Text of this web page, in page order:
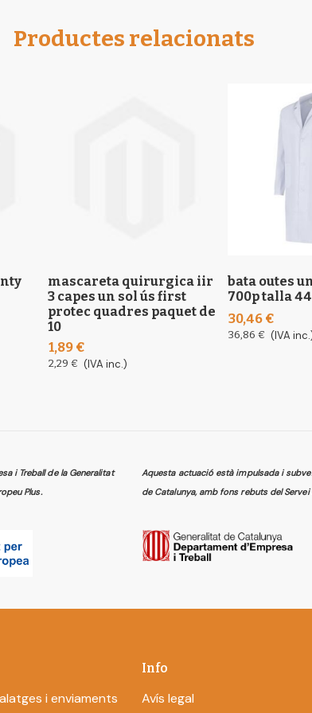
Productes relacionats
mascareta quirurgica iir
3 capes un sol ús first
protec quadres paquet de
10
1,89 €
2,29 € (IVA inc.)
bata outes
700p talla 44
30,46 €
36,86 € (IVA
i Treball de la Generalitat
Plus.
Aquesta actuació està impulsada i
de Catalunya, amb fons rebuts del Servei
i enviaments
Info
Avís legal